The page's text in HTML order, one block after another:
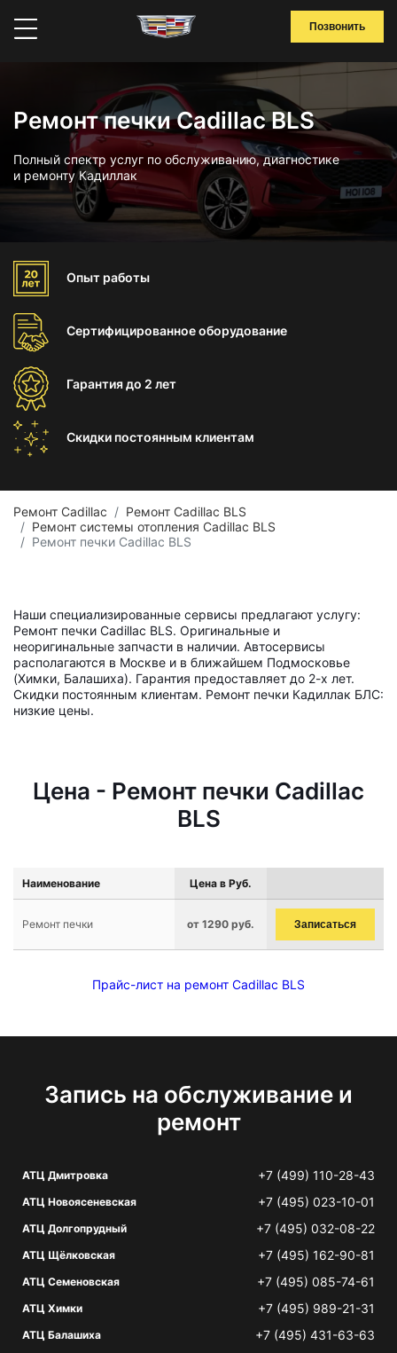
Позвонить
Ремонт печки Cadillac BLS
Полный спектр услуг по обслуживанию, диагностике
и ремонту Кадиллак
Опыт работы
Сертифицированноеоборудование
Гарантиядо 2 лет
Скидки постоянным клиентам
Ремонт Cadillac
Ремонт Cadillac BLS
Ремонт системы отопления Cadillac BLS
Ремонт печки Cadillac BLS
Наши специализированные сервисы предлагают услугу:
Ремонт печки Cadillac BLS. Оригинальные и
неоригинальные запчасти в наличии. Автосервисы
располагаются в Москве и в ближайшем Подмосковье
(Химки, Балашиха). Гарантия предоставляет до 2-х лет.
Скидки постоянным клиентам. Ремонт печки Кадиллак БЛС:
низкие цены.
Цена - Ремонт печки Cadillac
BLS
Наименование Цена в Руб.
Ремонт печки от 1290 руб. Записаться
Прайс-лист на ремонт Cadillac BLS
Запись на обслуживание и
ремонт
АТЦ Дмитровка +7 (499) 110-28-43
АТЦ Новоясеневская +7 (495) 023-10-01
АТЦ Долгопрудный +7 (495) 032-08-22
АТЦ Щёлковская +7 (495) 162-90-81
АТЦ Семеновская +7 (495) 085-74-61
АТЦ Химки +7 (495) 989-21-31
АТЦ Балашиха +7 (495) 431-63-63